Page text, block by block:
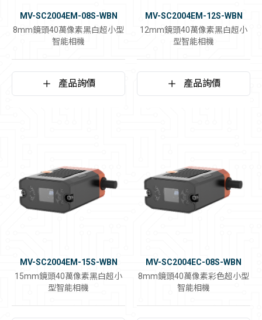
MV-SC2004EM-08S-WBN
8mm鏡頭40萬像素黑白超小型
智能相機
產品詢價
MV-SC2004EM-12S-WBN
12mm鏡頭40萬像素黑白超小
型智能相機
產品詢價
MV-SC2004EM-15S-WBN
15mm鏡頭40萬像素黑白超小
型智能相機
MV-SC2004EC-08S-WBN
8mm鏡頭40萬像素彩色超小型
智能相機